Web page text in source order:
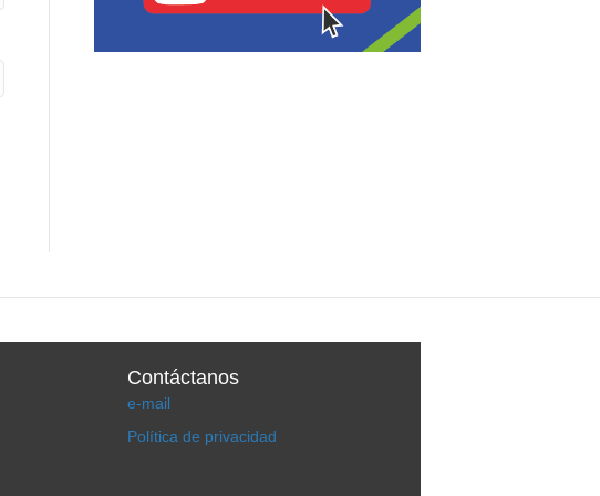
Contáctanos
e-mail
Política de privacidad